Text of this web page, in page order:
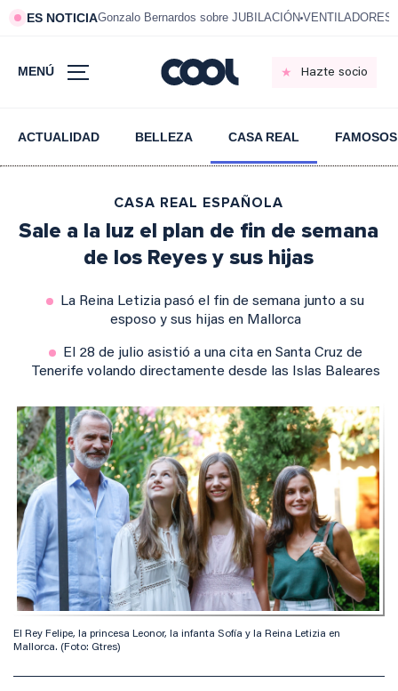
ES NOTICIAGonzalo Bernardos sobre JUBILACIÓN VENTILADORES
MENÚ Hazte socio
ACTUALIDAD BELLEZA CASA REAL FAMOSOS
CASA REAL ESPAÑOLA
Sale a la luz el plan de fin de semana
de los Reyes y sus hijas
La Reina Letizia pasó el fin de semana junto a su
esposo y sus hijas en Mallorca
El 28 de julio asistió a una cita en Santa Cruz de
Tenerife volando directamente desde las Islas Baleares
El Rey Felipe, la princesa Leonor, la infanta Sofía y la Reina Letizia en
Mallorca. (Foto: Gtres)